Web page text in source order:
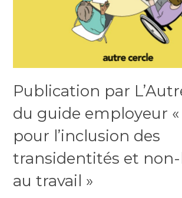
Publication par
du guide employeur «
pour l’inclusion des
transidentités et
au travail »